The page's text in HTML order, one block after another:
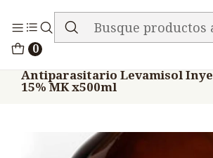
0
ENVIO GRATIS EN TODA
Antiparasitario Levamisol
15% MK x500ml